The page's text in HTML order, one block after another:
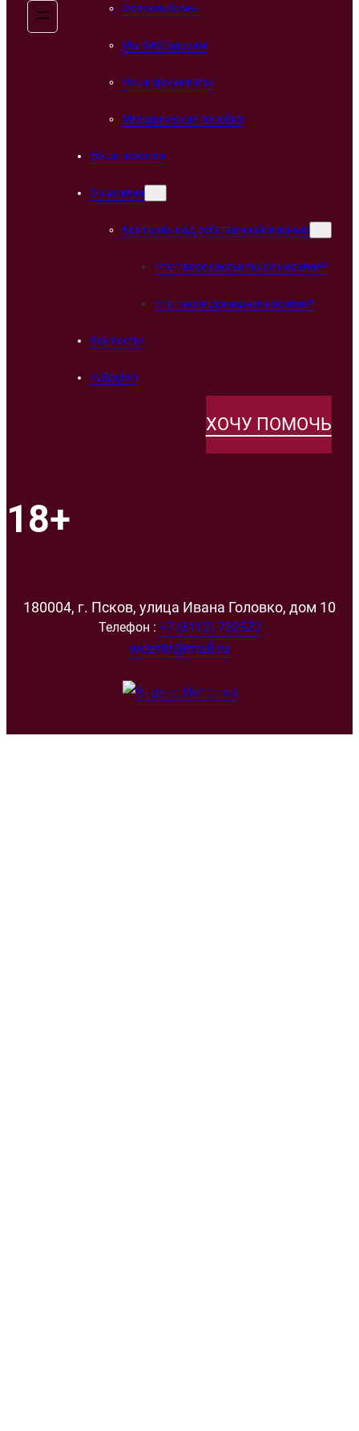
Фотоальбомы
Мы благодарим
Наши документы
Методические пособия
Наши новости
О насилии
Контроль над собственной жизнью
Что такое сексуальное насилие?
Что такое домашнее насилие?
Контакты
In English
ХОЧУ ПОМОЧЬ
18+
180004, г. Псков, улица Ивана Головко, дом 10
Телефон : +7 (8112) 732522
wcentr@mail.ru